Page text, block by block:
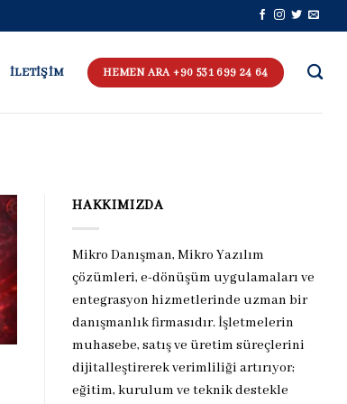
İLETİŞİM HEMEN ARA +90 531 699 24 64
HAKKIMIZDA
Mikro Danışman, Mikro Yazılım
çözümleri, e-dönüşüm uygulamaları ve
entegrasyon hizmetlerinde uzman bir
danışmanlık firmasıdır. İşletmelerin
muhasebe, satış ve üretim süreçlerini
dijitalleştirerek verimliliği artırıyor;
eğitim, kurulum ve teknik destekle